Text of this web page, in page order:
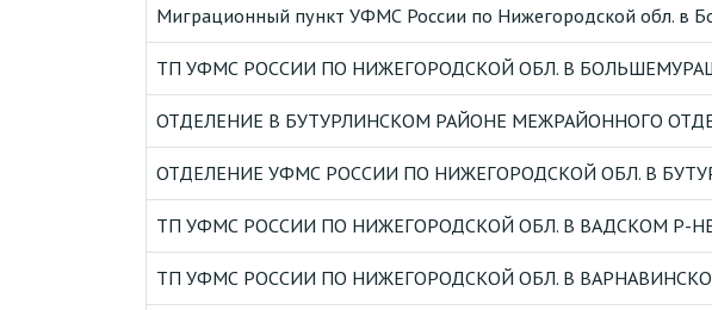
Миграционный пункт УФМС России по Нижегородской обл. в
ТП УФМС РОССИИ ПО НИЖЕГОРОДСКОЙ ОБЛ. В
ОТДЕЛЕНИЕ В БУТУРЛИНСКОМ РАЙОНЕ МЕЖРАЙОННОГО
ОТДЕЛЕНИЕ УФМС РОССИИ ПО НИЖЕГОРОДСКОЙ ОБЛ. В
ТП УФМС РОССИИ ПО НИЖЕГОРОДСКОЙ ОБЛ. В ВАДСКОМ Р-
ТП УФМС РОССИИ ПО НИЖЕГОРОДСКОЙ ОБЛ. В